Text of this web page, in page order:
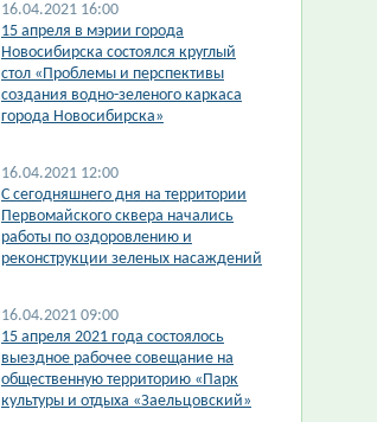
16.04.2021 16:00
15 апреля в мэрии города
Новосибирска состоялся круглый
стол «Проблемы и перспективы
создания водно-зеленого каркаса
города Новосибирска»
16.04.2021 12:00
С сегодняшнего дня на территории
Первомайского сквера начались
работы по оздоровлению и
реконструкции зеленых насаждений
16.04.2021 09:00
15 апреля 2021 года состоялось
выездное рабочее совещание на
общественную территорию «Парк
культуры и отдыха «Заельцовский»